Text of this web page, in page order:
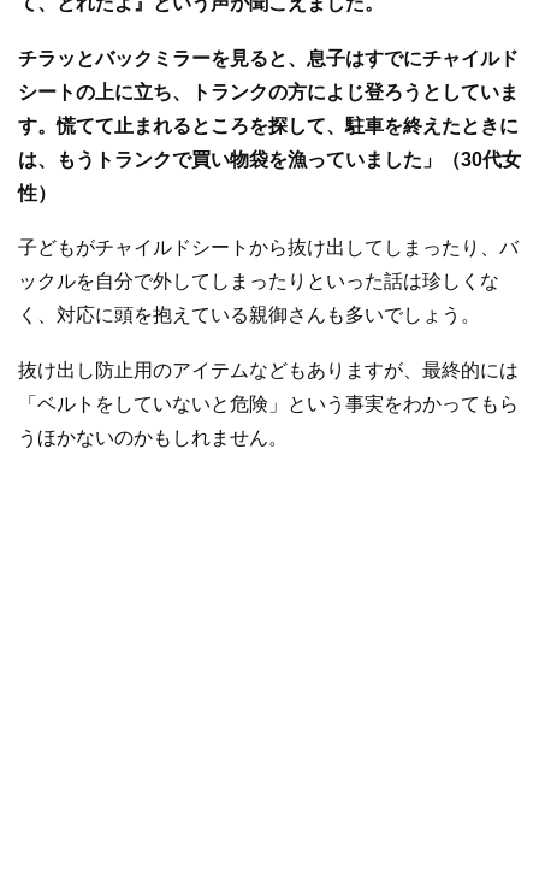
チラッとバックミラーを見ると、息子はすでにチャイルド
シートの上に立ち、トランクの方によじ登ろうとしていま
す。慌てて止まれるところを探して、駐車を終えたときに
は、もうトランクで買い物袋を漁っていました」（30代女
性）
子どもがチャイルドシートから抜け出してしまったり、バ
ックルを自分で外してしまったりといった話は珍しくな
く、対応に頭を抱えている親御さんも多いでしょう。
抜け出し防止用のアイテムなどもありますが、最終的には
「ベルトをしていないと危険」という事実をわかってもら
うほかないのかもしれません。